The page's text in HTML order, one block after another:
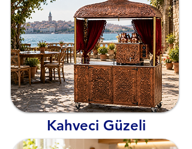
Kahveci Güzeli